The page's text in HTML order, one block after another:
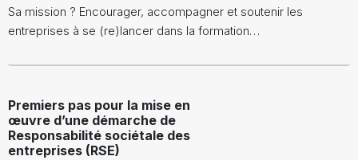
Sa mission ? Encourager, accompagner et soutenir les
entreprises à se (re)lancer dans la formation…
Premiers pas pour la mise en
œuvre d’une démarche de
Responsabilité sociétale des
entreprises (RSE)